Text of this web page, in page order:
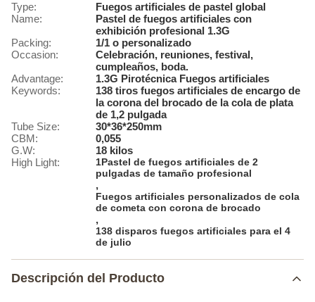
Type:
Fuegos artificiales de pastel global
Name:
Pastel de fuegos artificiales con
exhibición profesional 1.3G
Packing:
1/1 o personalizado
Occasion:
Celebración, reuniones, festival,
cumpleaños, boda.
Advantage:
1.3G Pirotécnica Fuegos artificiales
Keywords:
138 tiros fuegos artificiales de encargo de
la corona del brocado de la cola de plata
de 1,2 pulgada
Tube Size:
30*36*250mm
CBM:
0,055
G.W:
18 kilos
High Light:
1Pastel de fuegos artificiales de 2
pulgadas de tamaño profesional
,
Fuegos artificiales personalizados de cola
de cometa con corona de brocado
,
138 disparos fuegos artificiales para el 4
de julio
Descripción del Producto